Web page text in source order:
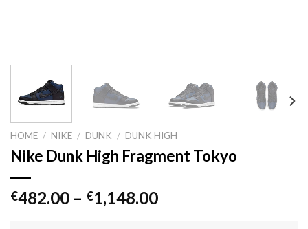
HOME / NIKE / DUNK / DUNK HIGH
Nike Dunk High Fragment Tokyo
€482.00 – €1,148.00